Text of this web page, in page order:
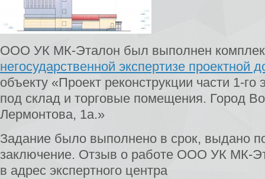
ООО УК МК-Эталон был выполнен
негосударственной экспертизе проектной
объекту «Проект реконструкции части 1-
под склад и торговые помещения. Город
Лермонтова, 1а.»
Задание было выполнено в срок, выдано
заключение. Отзыв о работе ООО УК МК-
в адрес экспертного центра